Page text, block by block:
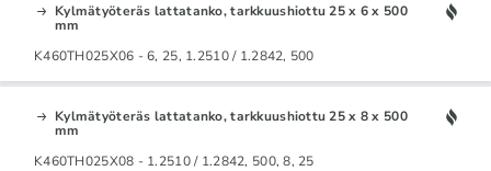
Kylmätyöteräs lattatanko, tarkkuushiottu 25 x 6 x 500
mm
K460TH025X06 - 6, 25, 1.2510 / 1.2842, 500
Kylmätyöteräs lattatanko, tarkkuushiottu 25 x 8 x 500
mm
K460TH025X08 - 1.2510 / 1.2842, 500, 8, 25